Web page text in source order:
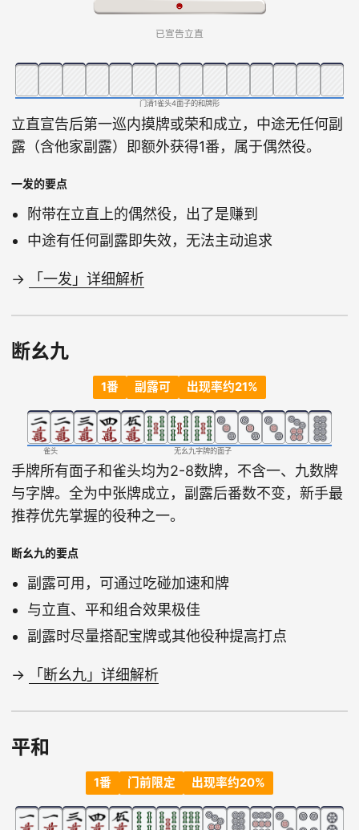
已宣告立直
门清1雀头4面子的和牌形
立直宣告后第一巡内摸牌或荣和成立，中途无任何副
露（含他家副露）即额外获得1番，属于偶然役。
一发的要点
附带在立直上的偶然役，出了是赚到
中途有任何副露即失效，无法主动追求
→ 「一发」详细解析
断幺九
1番 副露可 出现率约21%
雀头 无幺九字牌的面子
手牌所有面子和雀头均为2-8数牌，不含一、九数牌
与字牌。全为中张牌成立，副露后番数不变，新手最
推荐优先掌握的役种之一。
断幺九的要点
副露可用，可通过吃碰加速和牌
与立直、平和组合效果极佳
副露时尽量搭配宝牌或其他役种提高打点
→ 「断幺九」详细解析
平和
1番 门前限定 出现率约20%